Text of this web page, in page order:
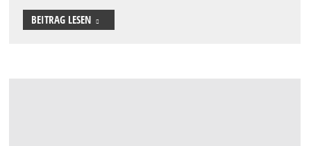
BEITRAG LESEN